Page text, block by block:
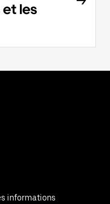
les
informations